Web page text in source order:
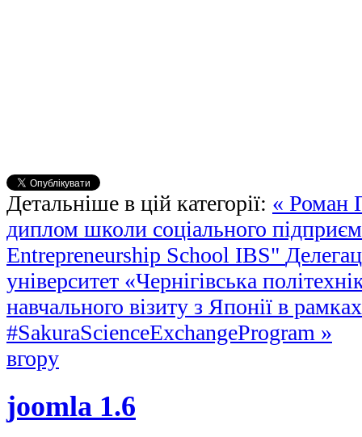
Детальніше в цій категорії: « Роман
диплом школи соціального
Entrepreneurship School IBS"
університет «Чернігівська
навчального візиту з Японії в рамках
#SakuraScienceExchangeProgram »
вгору
joomla 1.6